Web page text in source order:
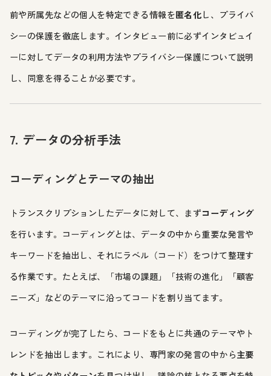
前や所属先などの個人を特定できる情報を匿名化し、プライバ
シーの保護を徹底します。インタビュー前に必ずインタビュイ
ーに対してデータの利用方法やプライバシー保護について説明
し、同意を得ることが必要です。
7. データの分析手法
コーディングとテーマの抽出
トランスクリプションしたデータに対して、まずコーディング
を行います。コーディングとは、データの中から重要な発言や
キーワードを抽出し、それにラベル（コード）をつけて整理す
る作業です。たとえば、「市場の課題」「技術の進化」「顧客
ニーズ」などのテーマに沿ってコードを割り当てます。
コーディングが完了したら、コードをもとに共通のテーマやト
レンドを抽出します。これにより、専門家の発言の中から主要